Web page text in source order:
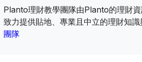
Planto理財教學團隊由Planto的理財
致力提供貼地、專業且中立的理財知
團隊